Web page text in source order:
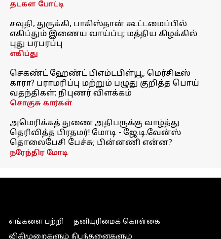
தடகள போட்டி
சவுதி, துருக்கி, பாகிஸ்தான் கூட்டமைப்பில்
எகிப்தும் இணைய வாய்ப்பு; மத்திய கிழக்கில்
புது பரபரப்பு
எகிப்து
செகண்ட் ஹேண்ட் பிஎம்டபிள்யூ, மெர்சிடீஸ்
காரா? பராமரிப்பு மற்றும் பழுது குறித்த பொய்
வதந்திகள்; நிபுணர் விளக்கம்
சொகுசு கார்கள்
அமெரிக்கத் துணை அதிபருக்கு வாழ்த்து
தெரிவித்த பிரதமர்! மோடி - ஜே.டி.வேன்ஸ்
தொலைபேசி பேச்சு; பின்னணி என்ன?
நரேந்திர மோடி
எங்களை பற்றி
தனியுரிமைக் கொள்கை
விதிமுறைகளும் நிபந்தனைகளும்